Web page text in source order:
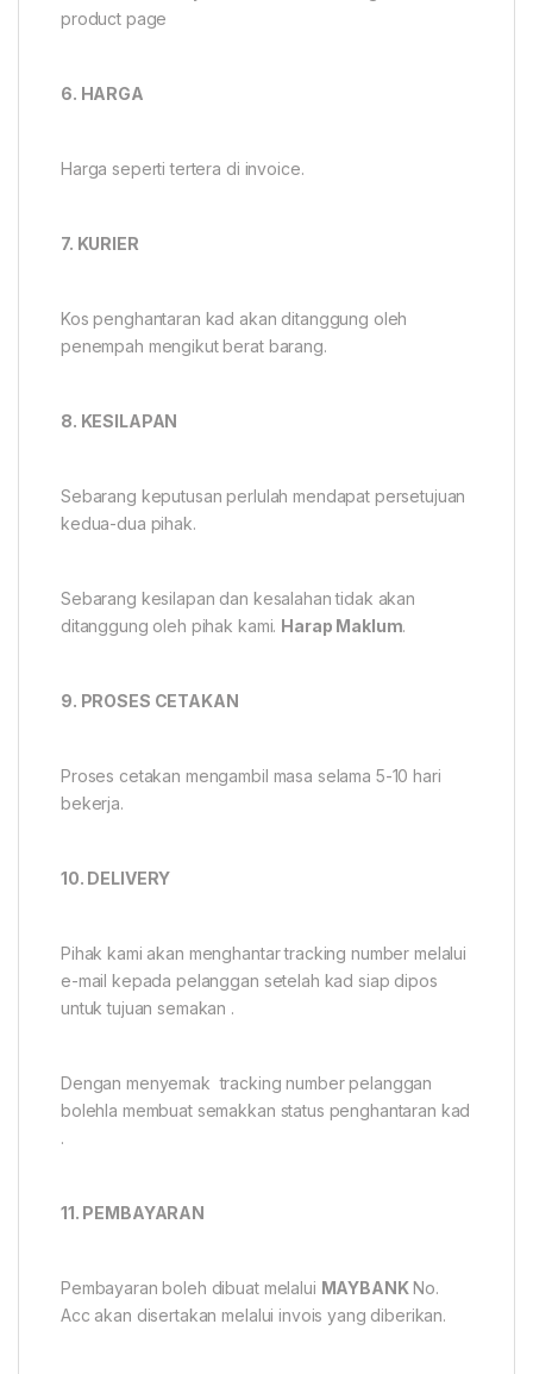
product page
6. HARGA
Harga seperti tertera di invoice.
7. KURIER
Kos penghantaran kad akan ditanggung oleh
penempah mengikut berat barang.
8. KESILAPAN
Sebarang keputusan perlulah mendapat persetujuan
kedua-dua pihak.
Sebarang kesilapan dan kesalahan tidak akan
ditanggung oleh pihak kami. Harap Maklum.
9. PROSES CETAKAN
Proses cetakan mengambil masa selama 5-10 hari
bekerja.
10. DELIVERY
Pihak kami akan menghantar tracking number melalui
e-mail kepada pelanggan setelah kad siap dipos
untuk tujuan semakan .
Dengan menyemak tracking number pelanggan
bolehla membuat semakkan status penghantaran kad
.
11. PEMBAYARAN
Pembayaran boleh dibuat melalui MAYBANKNo.
Acc akan disertakan melalui invois yang diberikan.